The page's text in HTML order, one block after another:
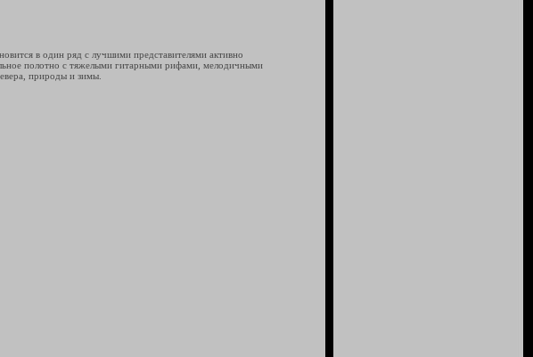
в один ряд с лучшими представителями активно
полотно с тяжелыми гитарными рифами, мелодичными
природы и зимы.